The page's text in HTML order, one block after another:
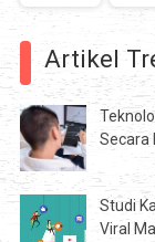
Artikel
Secara
Studi
Viral